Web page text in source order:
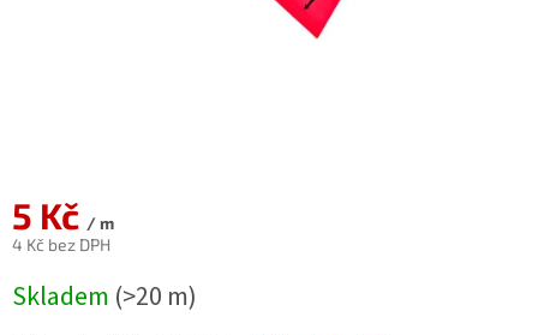
5 Kč / m
4 Kč bez DPH
cena:
Skladem (>20 m)